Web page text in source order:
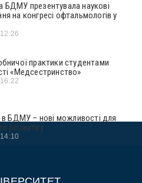
БДМУ презентувала наукові
на конгресі офтальмологів у
12:26
практики студентами
«Медсестринство»
16:22
в БДМУ – нові можливості для
розвитку